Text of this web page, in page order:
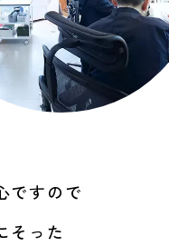
ですので
そった
させていただきま
お客様の大切なお
ました。
た皆様には、心より
よび業者様からの
ス提供体制や運営
すが、何卒ご理解
り、多くのお
理に携わる機
きました皆
お客様およ
頼につきま